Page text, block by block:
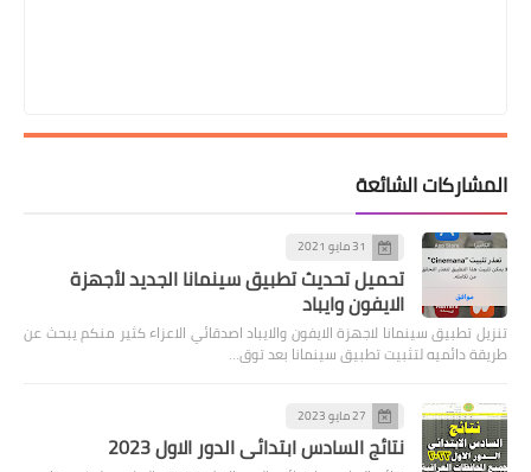
المشاركات الشائعة
31 مايو 2021
تحميل تحديث تطبيق سينمانا الجديد لأجهزة
الايفون وايباد
تنزيل تطبيق سينمانا لاجهزة الايفون والايباد اصدقائي الاعزاء كثير منكم يبحث عن
طريقة دائميه لتثبيت تطبيق سينمانا بعد توق…
27 مايو 2023
نتائج السادس ابتدائي الدور الاول 2023